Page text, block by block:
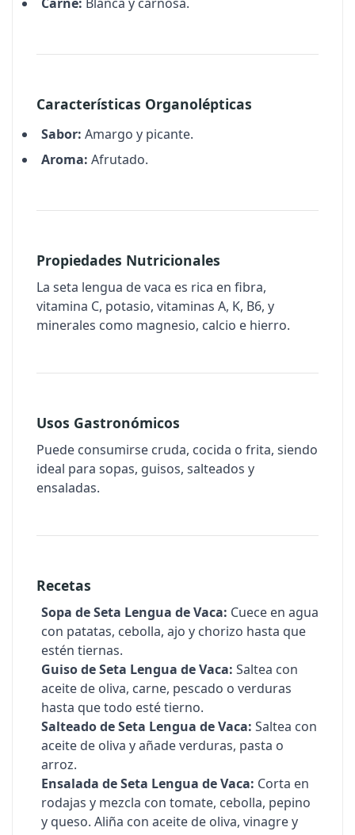
Características Organolépticas
Sabor: Amargo y picante.
Aroma: Afrutado.
Propiedades Nutricionales
La seta lengua de vaca es rica en fibra,
vitamina C, potasio, vitaminas A, K, B6, y
minerales como magnesio, calcio e hierro.
Usos Gastronómicos
Puede consumirse cruda, cocida o frita, siendo
ideal para sopas, guisos, salteados y
ensaladas.
Recetas
Sopa de Seta Lengua de Vaca: Cuece en agua
con patatas, cebolla, ajo y chorizo hasta que
estén tiernas.
Guiso de Seta Lengua de Vaca: Saltea con
aceite de oliva, carne, pescado o verduras
hasta que todo esté tierno.
Salteado de Seta Lengua de Vaca: Saltea con
aceite de oliva y añade verduras, pasta o
arroz.
Ensalada de Seta Lengua de Vaca: Corta en
rodajas y mezcla con tomate, cebolla, pepino
y queso. Aliña con aceite de oliva, vinagre y